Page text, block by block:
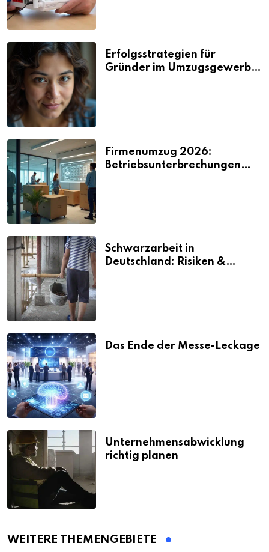
Erfolgsstrategien für
Gründer im Umzugsgewerbe
Firmenumzug 2026:
Betriebsunterbrechungen
Schwarzarbeit in
Deutschland: Risiken &
Das Ende der Messe-Leckage
Unternehmensabwicklung
richtig planen
WEITERE THEMENGEBIETE